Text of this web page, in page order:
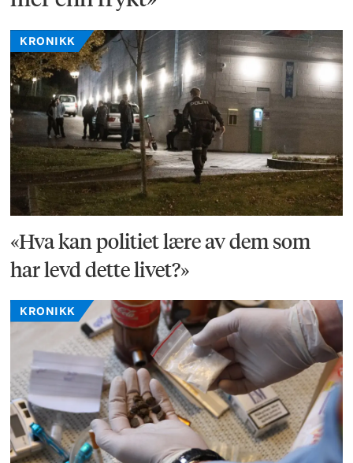
KRONIKK
«Hva kan politiet lære av dem som
har levd dette livet?»
KRONIKK